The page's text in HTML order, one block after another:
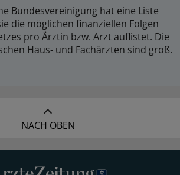
Bundesvereinigung hat eine Liste
die möglichen finanziellen Folgen
pro Ärztin bzw. Arzt auflistet. Die
Haus- und Fachärzten sind groß.
NACH OBEN